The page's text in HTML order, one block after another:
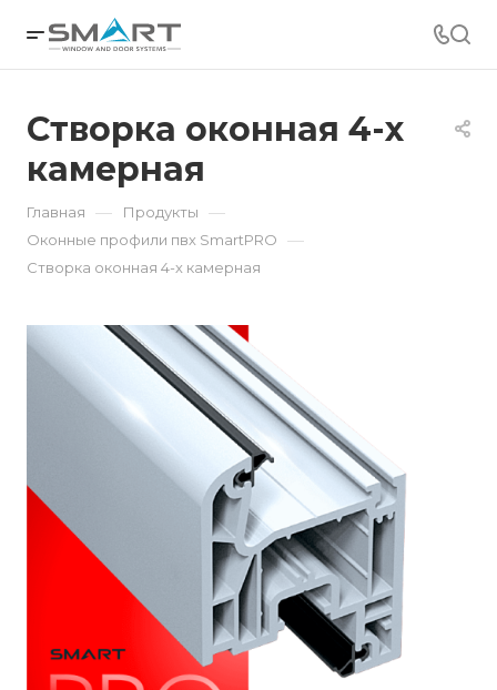
Створка оконная 4-х
камерная
Главная — Продукты —
Оконные профили пвх SmartPRO —
Створка оконная 4-х камерная